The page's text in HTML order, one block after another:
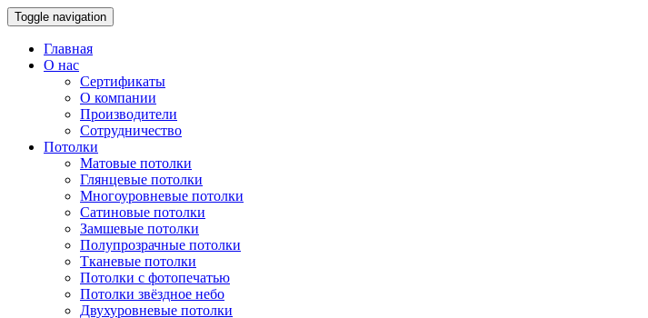
Toggle navigation
Главная
О нас
Сертификаты
О компании
Производители
Сотрудничество
Потолки
Матовые потолки
Глянцевые потолки
Многоуровневые потолки
Сатиновые потолки
Замшевые потолки
Полупрозрачные потолки
Тканевые потолки
Потолки с фотопечатью
Потолки звёздное небо
Двухуровневые потолки